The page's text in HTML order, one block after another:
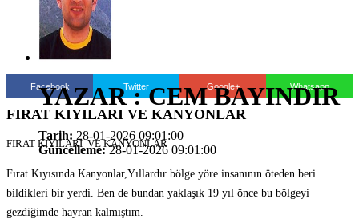
YAZAR : CEM BAYINDIR
Tarih: 28-01-2026 09:01:00
Güncelleme:28-01-2026 09:01:00
Facebook Twitter Google+ Whatsapp
FIRAT KIYILARI VE KANYONLAR
FIRAT KIYILARI VE KANYONLAR
Fırat Kıyısında Kanyonlar,Yıllardır bölge yöre insanının öteden beri
bildikleri bir yerdi. Ben de bundan yaklaşık 19 yıl önce bu bölgeyi
gezdiğimde hayran kalmıştım.